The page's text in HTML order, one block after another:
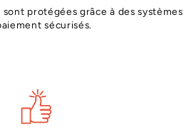
protégées grâce à des systèmes
sécurisés.